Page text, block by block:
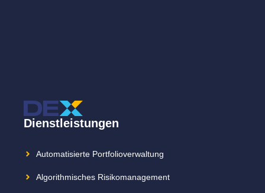
Dienstleistungen
Automatisierte Portfolioverwaltung
Algorithmisches Risikomanagement